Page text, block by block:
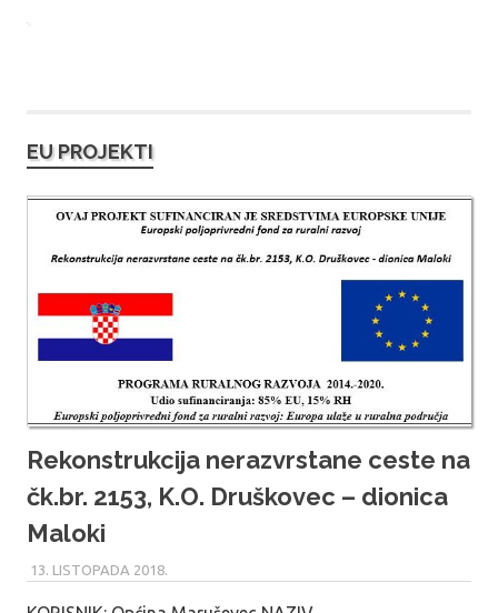
EU PROJEKTI
Rekonstrukcija nerazvrstane ceste na
čk.br. 2153, K.O. Druškovec – dionica
Maloki
13. LISTOPADA 2018.